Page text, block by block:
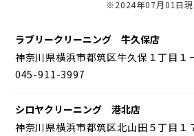
※2024年07月01日現
ラブリークリーニング 牛久保店
神奈川県横浜市都筑区牛久保１丁目１
045-911-3997
シロヤクリーニング 港北店
神奈川県横浜市都筑区北山田５丁目１